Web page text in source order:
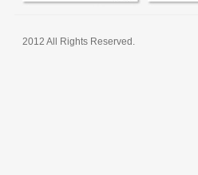
2012 All Rights Reserved.